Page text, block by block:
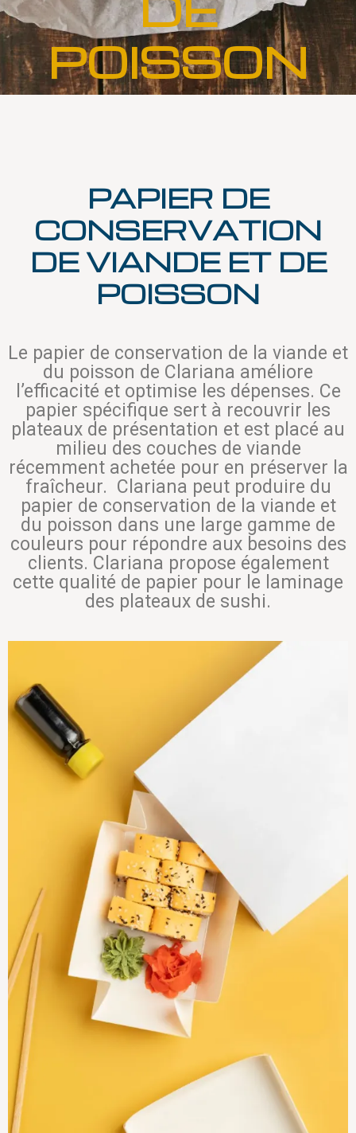
POISSON
PAPIER DE
CONSERVATION
DE VIANDE ET DE
POISSON
Le papier de conservation de la viande et
du poisson de Clariana améliore
l’efficacité et optimise les dépenses. Ce
papier spécifique sert à recouvrir les
plateaux de présentation et est placé au
milieu des couches de viande
récemment achetée pour en préserver la
fraîcheur. Clariana peut produire du
papier de conservation de la viande et
du poisson dans une large gamme de
couleurs pour répondre aux besoins des
clients. Clariana propose également
cette qualité de papier pour le laminage
des plateaux de sushi.